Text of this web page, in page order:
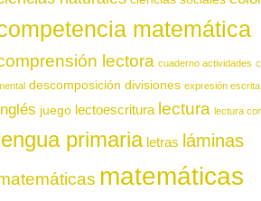
matemática
lectora cuaderno actividades
descomposición divisiones expresión escrita
juego lectoescritura lectura lectura
primaria letras láminas
matemáticas